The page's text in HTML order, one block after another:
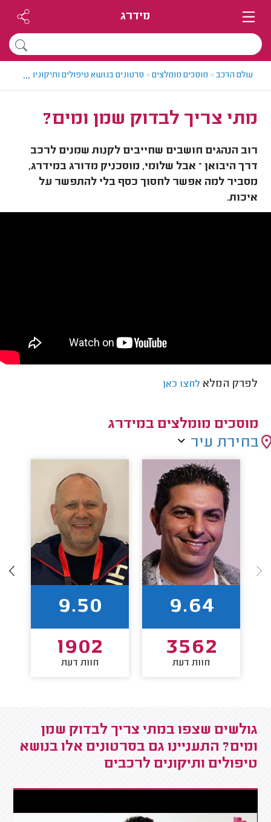
מידרג
עולם הרכב> מוסכים מומלצים> סרטונים בנושא טיפולים ותיקונים לרכבים
...
מתי צריך לבדוק שמן ומים?
רוב הנהגים חושבים שחייבים לקנות שמנים לרכב
דרך היבואן – אבל שלומי, מוסכניק מדורג במידרג,
מסביר למה אפשר לחסוך כסף בלי להתפשר על
איכות.
לפרק המלא לחצו כאן
מוסכים מומלצים במידרג
בחירת עיר
9.64
3562
חוות דעת
9.50
1902
חוות דעת
גולשים שצפו במתי צריך לבדוק שמן
ומים? התעניינו גם בסרטונים אלו בנושא
טיפולים ותיקונים לרכבים